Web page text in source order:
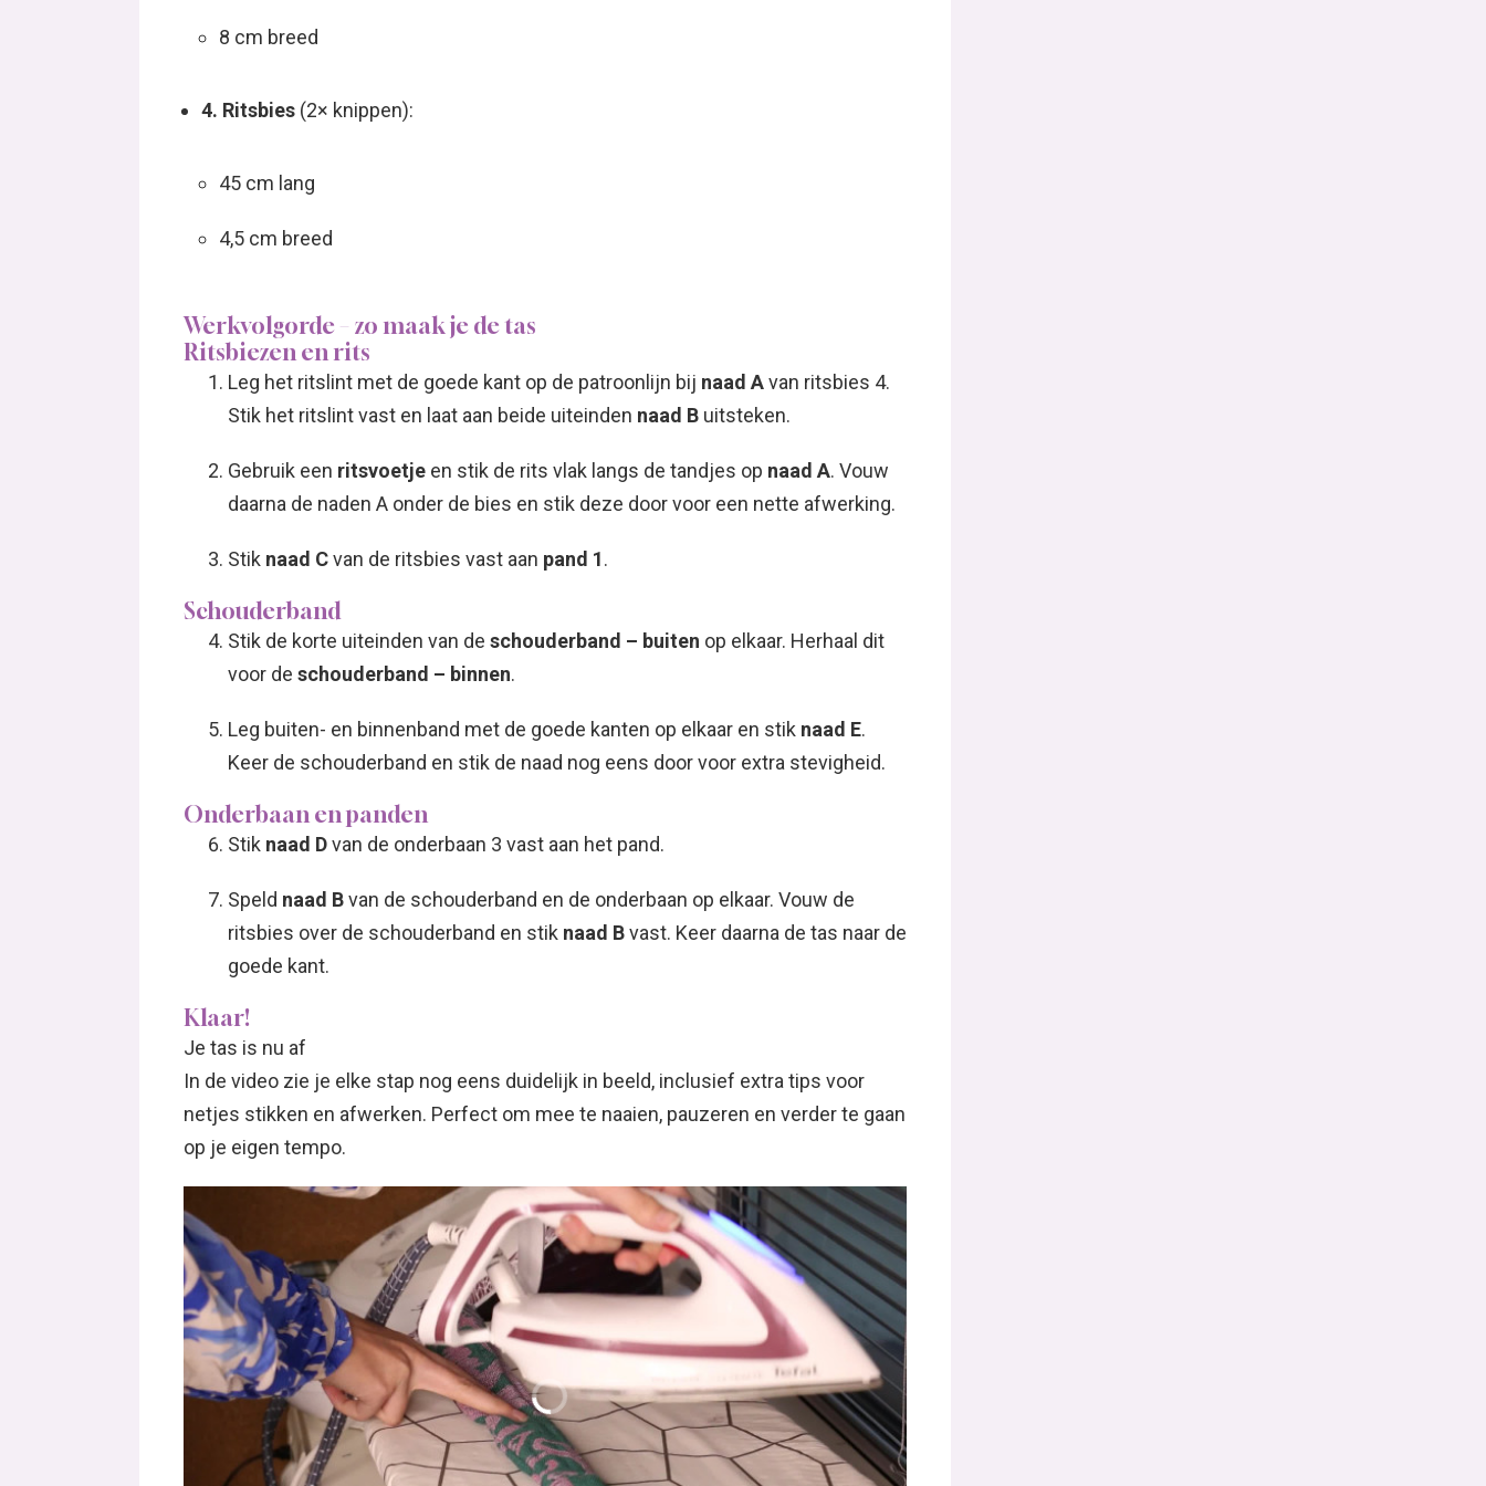
8 cm breed
4. Ritsbies (2× knippen):
45 cm lang
4,5 cm breed
Werkvolgorde – zo maak je de tas
Ritsbiezen en rits
Leg het ritslint met de goede kant op de patroonlijn bij naad Avan ritsbies 4.
Stik het ritslint vast en laat aan beide uiteinden naad B uitsteken.
Gebruik een ritsvoetje en stik de rits vlak langs de tandjes op naad A. Vouw
daarna de naden A onder de bies en stik deze door voor een nette afwerking.
Stik naad Cvan de ritsbies vast aan pand 1.
Schouderband
Stik de korte uiteinden van de schouderband – buiten op elkaar. Herhaal dit
voor de schouderband – binnen.
Leg buiten- en binnenband met de goede kanten op elkaar en stik naad E.
Keer de schouderband en stik de naad nog eens door voor extra stevigheid.
Onderbaan en panden
Stik naad Dvan de onderbaan 3 vast aan het pand.
Speld naad Bvan de schouderband en de onderbaan op elkaar. Vouw de
ritsbies over de schouderband en stik naad Bvast. Keer daarna de tas naar de
goede kant.
Klaar!
Je tas is nu af
In de video zie je elke stap nog eens duidelijk in beeld, inclusief extra tips voor
netjes stikken en afwerken. Perfect om mee te naaien, pauzeren en verder te gaan
op je eigen tempo.